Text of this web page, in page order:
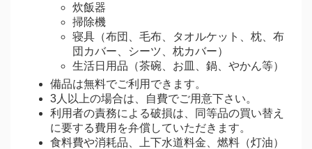
炊飯器
掃除機
寝具（布団、毛布、タオルケット、枕、布
団カバー、シーツ、枕カバー）
生活日用品（茶碗、お皿、鍋、やかん等）
備品は無料でご利用できます。
3人以上の場合は、自費でご用意下さい。
利用者の責務による破損は、同等品の買い替え
に要する費用を弁償していただきます。
食料費や消耗品、上下水道料金、燃料（灯油）